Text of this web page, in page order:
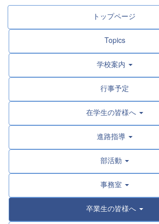
トップページ
Topics
学校案内
行事予定
在学生の皆様へ
進路指導
部活動
事務室
卒業生の皆様へ